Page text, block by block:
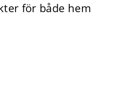
för både hem